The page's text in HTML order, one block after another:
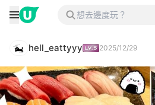
hell_eattyyy 2025/12/29